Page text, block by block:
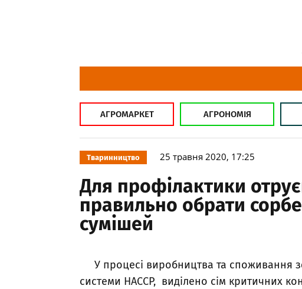
АГРОМАРКЕТ АГРОНОМІЯ
Тваринництво 25 травня 2020, 17:25
Для профілактики
правильно обрати
сумішей
У процесі виробництва та споживання
системи НАССР, виділено сім критичних